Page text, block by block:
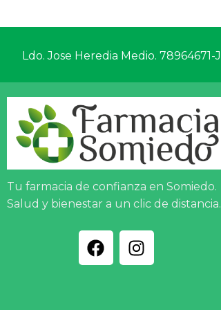
Ldo. Jose Heredia Medio. 78964671-J
Tu farmacia de confianza en Somiedo.
Salud y bienestar a un clic de distancia.